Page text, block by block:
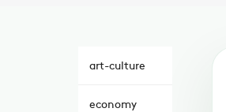
art-culture
economy